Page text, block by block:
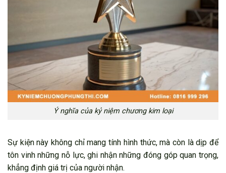
Ý nghĩa của kỷ niệm chương kim loại
Sự kiện này không chỉ mang tính hình thức, mà còn là dịp để
tôn vinh những nỗ lực, ghi nhận những đóng góp quan trọng,
khẳng định giá trị của người nhận.